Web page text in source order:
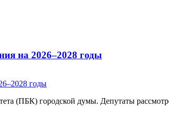
на 2026–2028 годы
(ПБК) городской думы. Депутаты